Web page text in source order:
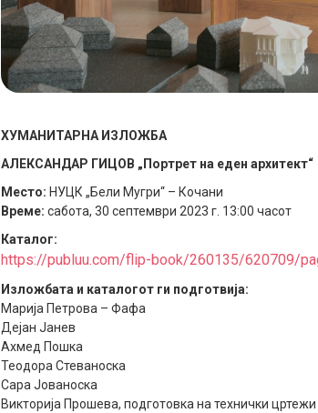
ХУМАНИТАРНА ИЗЛОЖБА
АЛЕКСАНДАР ГИЦОВ „Портрет на еден архитект“
Место: НУЦК „Бели Мугри“ – Кочани
Време: сабота, 30 септември 2023 г. 13:00 часот
Каталог:
https://publuu.com/flip-book/260135/620709/
Изложбата и каталогот ги подготвија:
Марија Петрова – Фафа
Дејан Јанев
Ахмед Пошка
Теодора Стеваноска
Сара Јованоска
Викторија Прошева, подготовка на технички цртежи